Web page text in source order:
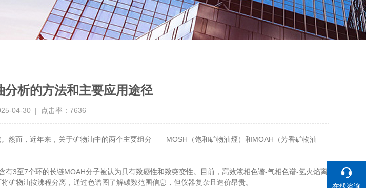
析的方法和主要应用途径
04-30 | 点击率：7636
而，近年来，关于矿物油中的两个主要组分——MOSH（饱和矿物油烴）和MOAH（芳香矿物油
至7个环的长链MOAH分子被认为具有致癌性和致突变性。目前，高效液相色谱-气相色谱-氢火焰离
物油按沸程分离，通过色谱图了解碳数范围信息，但仪器复杂且造价昂贵。